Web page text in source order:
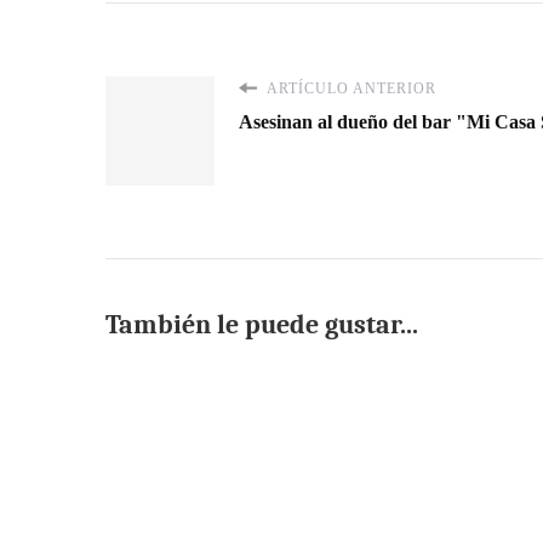
ARTÍCULO ANTERIOR
Asesinan al dueño del bar "Mi
También le puede gustar...